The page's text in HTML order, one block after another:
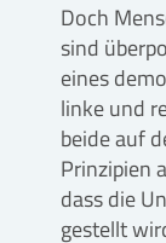
Doch
sind
eines
linke und
beide auf
Prinzipien
dass die
gestellt